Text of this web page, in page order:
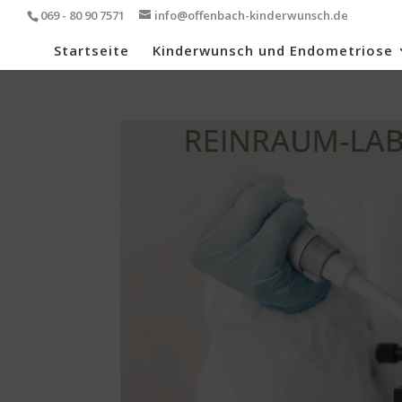
069 - 80 90 7571 info@offenbach-kinderwunsch.de
Startseite Kinderwunsch und Endometriose